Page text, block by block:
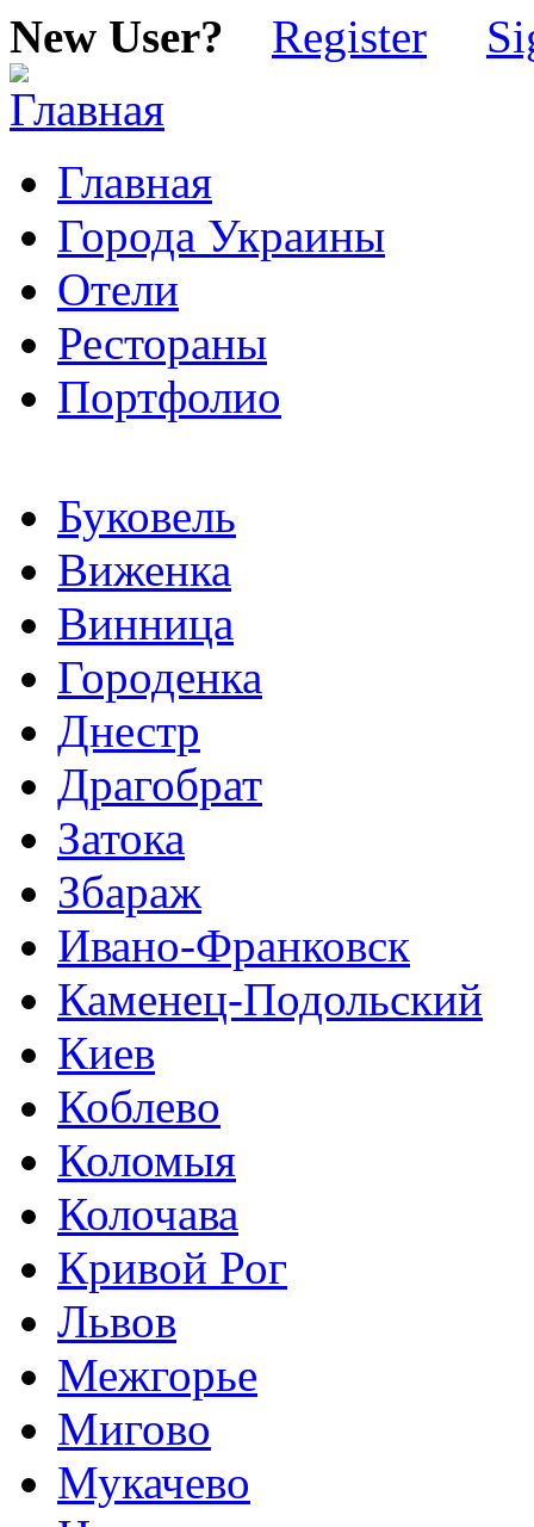
New User? Register
Главная
Города Украины
Отели
Рестораны
Портфолио
Буковель
Виженка
Винница
Городенка
Днестр
Драгобрат
Затока
Збараж
Ивано-Франковск
Каменец-Подольский
Киев
Коблево
Коломыя
Колочава
Кривой Рог
Львов
Межгорье
Мигово
Мукачево